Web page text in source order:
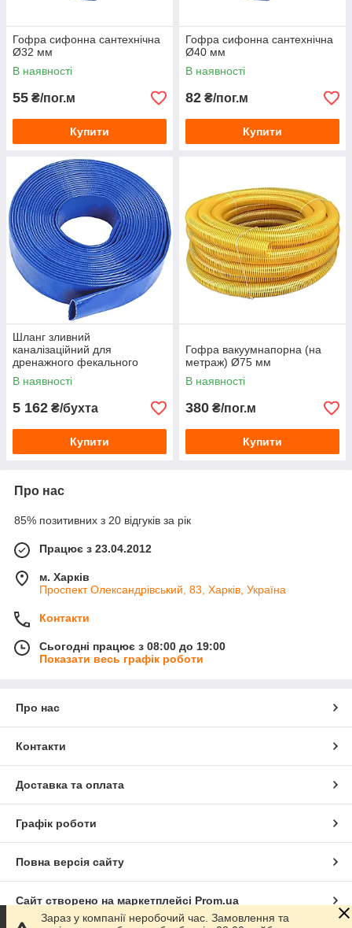
Гофра сифонна сантехнічна
Ø32 мм
В наявності
55 ₴/пог.м
Купити
Гофра сифонна сантехнічна
Ø40 мм
В наявності
82 ₴/пог.м
Купити
Шланг зливний
каналізаційний для
дренажного фекального
насоса (50 м) Ø80 мм
В наявності
5 162 ₴/бухта
Купити
Гофра вакуумнапорна (на
метраж) Ø75 мм
В наявності
380 ₴/пог.м
Купити
Про нас
85% позитивних з 20 відгуків за рік
Працює з 23.04.2012
м. Харків
Проспект Олександрівський, 83, Харків, Україна
Контакти
Сьогодні працює з 08:00 до 19:00
Показати весь графік роботи
Про нас
Контакти
Доставка та оплата
Графік роботи
Повна версія сайту
Сайт створено на маркетплейсі Prom.ua
Зараз у компанії неробочий час. Замовлення та